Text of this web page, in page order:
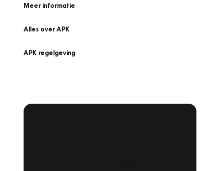
Meer informatie
Alles over APK
APK regelgeving